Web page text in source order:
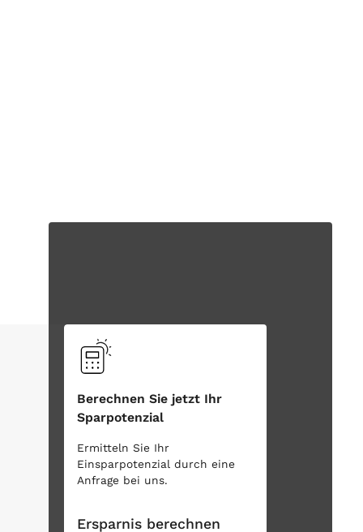
Berechnen Sie jetzt Ihr
Sparpotenzial
Ermitteln Sie Ihr
Einsparpotenzial durch eine
Anfrage bei uns.
Ersparnis berechnen